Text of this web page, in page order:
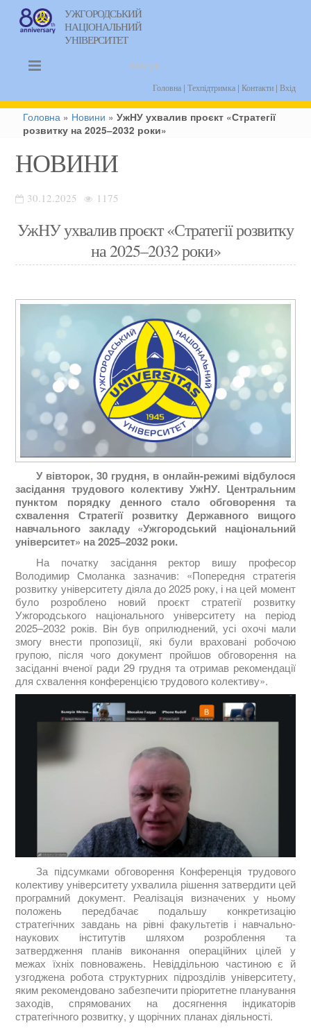
УЖГОРОДСЬКИЙ
НАЦІОНАЛЬНИЙ
УНІВЕРСИТЕТ
Головна| Техпідтримка| Контакти| Вхід
Головна » Новини »УжНУ ухвалив проєкт «Стратегії
розвитку на 2025–2032 роки»
НОВИНИ
30.12.2025 1175
УжНУ ухвалив проєкт «Стратегії розвитку
на 2025–2032 роки»
У вівторок, 30 грудня, в онлайн-режимі відбулося
засідання трудового колективу УжНУ. Центральним
пунктом порядку денного стало обговорення та
схвалення Стратегії розвитку Державного вищого
навчального закладу «Ужгородський національний
університет» на 2025–2032 роки.
На початку засідання ректор вишу професор
Володимир Смоланка зазначив: «Попередня стратегія
розвитку університету діяла до 2025 року, і на цей момент
було розроблено новий проєкт стратегії розвитку
Ужгородського національного університету на період
2025–2032 років. Він був оприлюднений, усі охочі мали
змогу внести пропозиції, які були враховані робочою
групою, після чого документ пройшов обговорення на
засіданні вченої ради 29 грудня та отримав рекомендації
для схвалення конференцією трудового колективу».
За підсумками обговорення Конференція трудового
колективу університету ухвалила рішення затвердити цей
програмний документ. Реалізація визначених у ньому
положень передбачає подальшу конкретизацію
стратегічних завдань на рівні факультетів і навчально-
наукових інститутів шляхом розроблення та
затвердження планів виконання операційних цілей у
межах їхніх повноважень. Невіддільною частиною є й
узгоджена робота структурних підрозділів університету,
яким рекомендовано забезпечити пріоритетне планування
заходів, спрямованих на досягнення індикаторів
стратегічного розвитку, у щорічних планах діяльності.